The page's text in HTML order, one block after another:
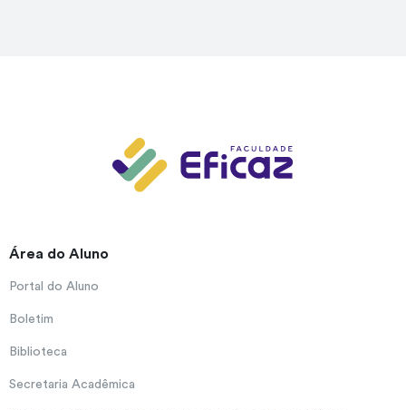
Área do Aluno
Portal do Aluno
Boletim
Biblioteca
Secretaria Acadêmica